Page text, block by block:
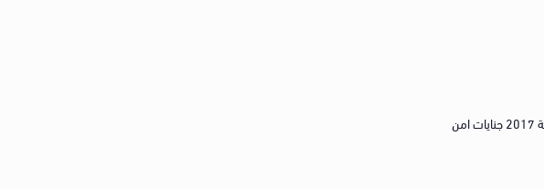
رقم القضية رقم 589 لسنة 2017 جنايات كلي القاهرة الجديدة رقم الجنايات/الجنح القضية رقم 1/7 لسنة 2017 جنايات امن